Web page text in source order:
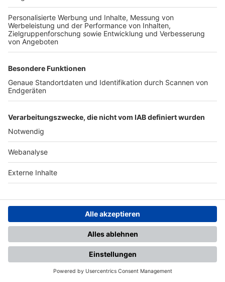
TOP-PARTNER
Nutzungsbedingungen Datenschutz Impressum